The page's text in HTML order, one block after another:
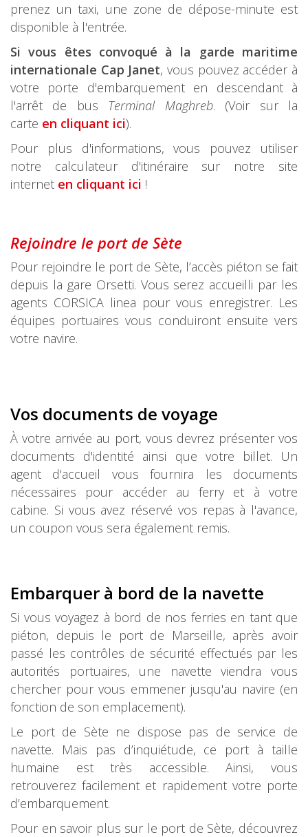
prenez un taxi, une zone de dépose-minute est
disponible à l'entrée.
Si vous êtes convoqué à la garde maritime
internationale Cap Janet, vous pouvez accéder à
votre porte d'embarquement en descendant à
l'arrêt de bus Terminal Maghreb. (Voir sur la
carte en cliquant ici).
Pour plus d'informations, vous pouvez utiliser
notre calculateur d'itinéraire sur notre site
internet en cliquant ici !
Rejoindre le port de Sète
Pour rejoindre le port de Sète, l’accès piéton se fait
depuis la gare Orsetti. Vous serez accueilli par les
agents CORSICA linea pour vous enregistrer. Les
équipes portuaires vous conduiront ensuite vers
votre navire.
Vos documents de voyage
À votre arrivée au port, vous devrez présenter vos
documents d'identité ainsi que votre billet. Un
agent d'accueil vous fournira les documents
nécessaires pour accéder au ferry et à votre
cabine. Si vous avez réservé vos repas à l'avance,
un coupon vous sera également remis.
Embarquer à bord de la navette
Si vous voyagez à bord de nos ferries en tant que
piéton, depuis le port de Marseille, après avoir
passé les contrôles de sécurité effectués par les
autorités portuaires, une navette viendra vous
chercher pour vous emmener jusqu'au navire (en
fonction de son emplacement).
Le port de Sète ne dispose pas de service de
navette. Mais pas d’inquiétude, ce port à taille
humaine est très accessible. Ainsi, vous
retrouverez facilement et rapidement votre porte
d’embarquement.
Pour en savoir plus sur le port de Sète, découvrez